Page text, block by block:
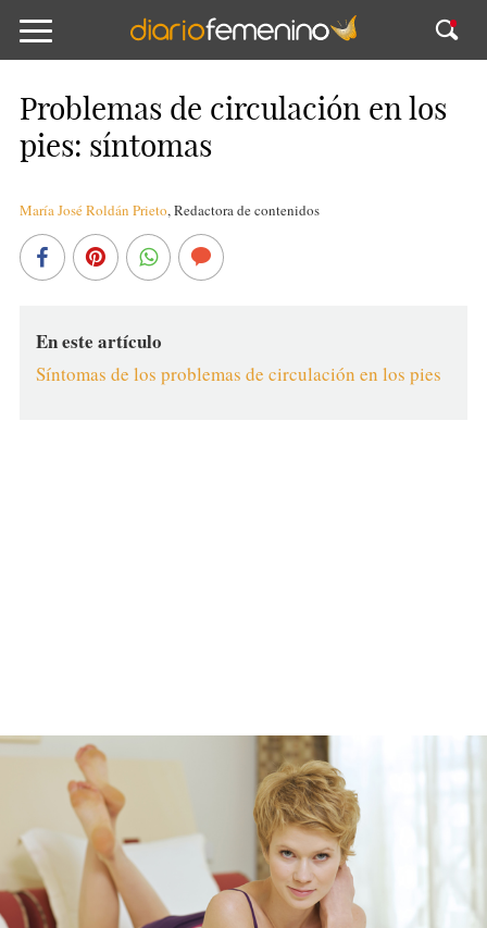
Problemas de circulación en los
pies: síntomas
María José Roldán Prieto,Redactora de contenidos
En este artículo
Síntomas de los problemas de circulación en los pies